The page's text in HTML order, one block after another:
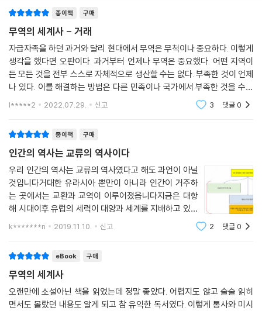
오늘날의 세계화와 이에 대한 불만의 뿌리를 찾기 위해서는 먼저 다음 다
섯 가지를 이해해야 한다.
첫째, 1493년 콜럼버스의 2차 항해 이후 수십 년 안에 옥수수, 밀, 커피,
차, 설탕 등의 작물이 대륙을 넘나들면서 세계 농업과 노동시장에 혁명이
일어났다. 작물의 교환이 인간의 생활 조건을 늘 개선한 것은 아니었다.
둘째, 17세기 초 스페인과 네덜란드 선원들은 지구 풍향 체계의 마지막 비
밀을 풀어냈다. 덕분에 드넓은 대양을 비교적 손쉽게 건널 수 있었다. 165
있었다.
탄생했다(이와 더불어 은화가 지나치게 주조되어 살인적인 인플레가 발생
했다). 가장 보편적으로 사용된 스페인의 8레알 동전은 오늘날 미국의 10
0달러 지폐나 비자카드처럼 통용되었다.
넷째, 17세기에는 주식회사가 탄생하면서 완전히 새로운 무역 질서가 형
성되었다. 주식회사는 이전의 개인 판매원, 가족 기업, 왕족의 독점 등과 비
교해 이점이 컸다. 이내 대규모 기업이 세계 교역을 장악했으며, 이후 세계
다섯째, 변화는 누군가를 불만에 빠뜨렸다. 16~17세기의 새로운 세계경
제로 값싸고 질 좋은 물건이 수입되자 섬유 제조업자, 농민, 서비스 근로자
는 타격을 입었다. 오늘날로 따지면 자기 권리를 주장하는 프랑스 농민들
과 미국의 자동차 산업 근로자들이었다. --- 「8장 에워싸인 세계:기축통화
떻게 서구 열강에 철저히 유린당했는지, 그리고 그것이 오늘날 미중 무역
갈등의 뿌리가 되고 있음을 되짚어본다. 일대일로를 추구하면서 과거의 영
광을 되찾으려는 중국과 세계 패권을 지키려는 미국의 갈등은 무역의 역사
에서는 결코 새롭거나 낯선 모습이 아닌 것이다.
인류 역사의 위대한 발전을 이끈 원동력은 무엇인가?
근대에 접어들면서 정치와 종교보다는 전반적으로 세속적 이념이 역사를
로 인한 승자와 패자가 누구인지에 대한 경제학자들의 대리전에 다름 아니
었다. 자유무역이 제공하는 인센티브와 동기는 인류 전반의 복지를 향상시
키는 동시에 사회를 좀먹는 부의 불균형을 지속적으로 확대해 왔다.
그럼에도 번스타인은 《무역의 세계사》의 서술 전반에서 인류 역사에 대한
낙관적인 자세를 견지한다. 무역은 인간의 원초적 본능이며, 각자 최고의
상품을 준비해서 교환하는 무역 행위에 참여하려는 거부할 수 없는 욕구가
결국 세계를 번영으로 이끌 것이라는 희망이다.
다는 살 때 도움이 된다는 사실을 깨달았기 때문이다.” _윌리엄 번스타인
『무역의 세계사』는 고대부터 오늘날까지의 무역 발전에 대한 노련한 통찰
발전이 사회의 번영에 어떻게 기여했는지 설명하며, 무역과 무역 정책이
야심찬 국가의 발전에 촉매제로 작용한 설득력 있는 사례를 제시한다. 그
는 무역이 세계를 만들어온 과정을 우리가 반드시 이해해야 한다는 정당한
주장을 한다. 앞으로 무역은 긍정적이든 부정적이든 인간 사회에서 핵심적
인 역할을 계속 수행할 것이기 때문이다. 경제인뿐 아니라 정치인도 주목
해야 하는 책이다.
『무역의 세계사』로 번스타인은 경제사학자이자 최고의 저자라는 기존의
명성을 한층 높였다. 그는 탁월한 연구로 글로벌 무역의 역사에 대해 새롭
게 눈뜨게 해주고 재미있는 이야기로 술술 읽히는 책을 선사했다. 독자들
은 눈을 뗄 수 없는 장대한 역사를 읽으면서 지적 보상과 즐거움을 느낄 것
이다. 아울러 문명의 성장과 사회 발전에 상당한 기여를 한 경제의 글로벌
화가 오늘날 어떤 문제에 직면했는지 관심을 기울이게 될 것이다.
번스타인은 국제무역의 광범위한 역사를 조명하면서 신나는 모험 이야기
와 학문적 지식을 솜씨 좋게 엮었다. 그가 전하는 고대부터 현재까지 무역
의 역사는 물건을 교환하려는 억누를 수 없는 인간 욕구의 이야기이며, 나
종이책 구매
무역의 세계사 - 거래
자급자족을 하던 과거와 달리 현대에서 무역은 무척이나 중요하다. 이렇게
생각을 했다면 오판이다. 과거부터 언제나 무역은 중요했다. 어떤 지역이
든 모든 것을 전부 스스로 자체적으로 생산할 수는 없다. 부족한 것이 언제
나 있다. 이를 해결하는 방법은 다른 민족이나 국가에서 부족한 것을 수입
하는 것이다. 그 쪽에서 원하는 것을 우리는 줘야만 했다. 서로가 이런 니즈
l*****2 2022.07.29. 신고 3 댓글0
종이책 구매
인간의 역사는 교류의 역사이다
우리 인간의 역사는 교류의 역사였다고 해도 과언이 아닐
것입니다거대한 유라시아 뿐만이 아니라 인간이 거주하
는 곳에서는 교환과 교역이 이루어졌읍니다지금은 대항
해 시대이후 유럽의 세력이 대양과 세계를 지배하고 있지
만 그 이전에는 유라시아의광활한 지역에서 무역로와 부
k*******n 2019.11.10. 신고 2 댓글0
eBook 구매
무역의 세계사
오랜만에 소설아닌 책을 읽었는데 정말 좋았다. 어렵지도 않고 술술 읽히
면서도 몰랐던 내용도 알게 되고 참 유익한 독서였다. 이렇게 통사와 미시